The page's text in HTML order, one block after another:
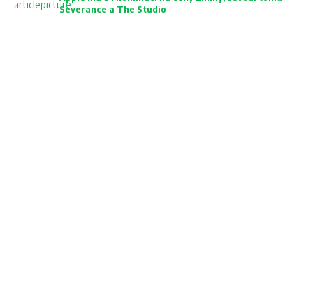
Severance a The Studio